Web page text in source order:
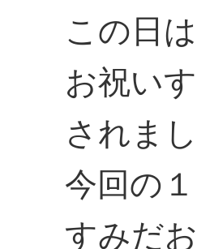
この日
お祝い
されま
今回の
すみだ